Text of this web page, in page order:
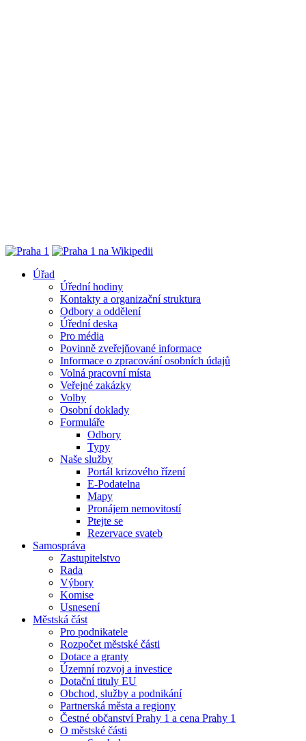
Úřad
Úřední hodiny
Kontakty a organizační struktura
Odbory a oddělení
Úřední deska
Pro média
Povinně zveřejňované informace
Informace o zpracování osobních údajů
Volná pracovní místa
Veřejné zakázky
Volby
Osobní doklady
Formuláře
Odbory
Typy
Naše služby
Portál krizového řízení
E-Podatelna
Mapy
Pronájem nemovitostí
Ptejte se
Rezervace svateb
Samospráva
Zastupitelstvo
Rada
Výbory
Komise
Usnesení
Městská část
Pro podnikatele
Rozpočet městské části
Dotace a granty
Územní rozvoj a investice
Dotační tituly EU
Obchod, služby a podnikání
Partnerská města a regiony
Čestné občanství Prahy 1 a cena Prahy 1
O městské části